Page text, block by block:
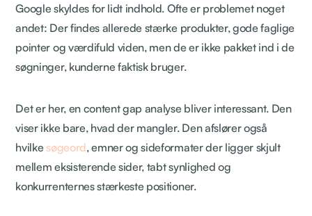
Google skyldes for lidt indhold. Ofte er problemet noget
andet: Der findes allerede stærke produkter, gode faglige
pointer og værdifuld viden, men de er ikke pakket ind i de
søgninger, kunderne faktisk bruger.
Det er her, en content gap analyse bliver interessant. Den
viser ikke bare, hvad der mangler. Den afslører også
hvilkesøgeord, emner og sideformater der ligger skjult
mellem eksisterende sider, tabt synlighed og
konkurrenternes stærkeste positioner.